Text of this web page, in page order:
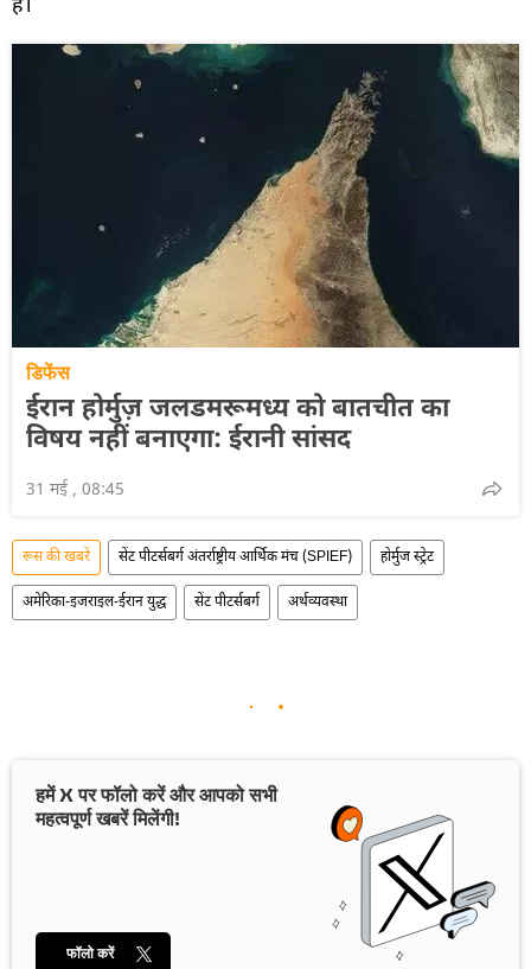
है।
डिफेंस
ईरान होर्मुज़ जलडमरूमध्य को बातचीत का
विषय नहीं बनाएगा: ईरानी सांसद
31 मई , 08:45
रूस की खबरें सेंट पीटर्सबर्ग अंतर्राष्ट्रीय आर्थिक मंच (SPIEF) होर्मुज स्ट्रेट
अमेरिका-इजराइल-ईरान युद्ध सेंट पीटर्सबर्ग अर्थव्यवस्था
हमें X पर फॉलो करें और आपको सभी
महत्वपूर्ण खबरें मिलेंगी!
फॉलो करें